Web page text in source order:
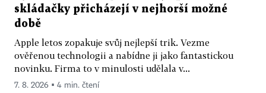
skládačky přicházejí v nejhorší možné
době
Apple letos zopakuje svůj nejlepší trik. Vezme
ověřenou technologii a nabídne ji jako fantastickou
novinku. Firma to v minulosti udělala v...
7. 8. 2026 ▪ 4 min. čtení